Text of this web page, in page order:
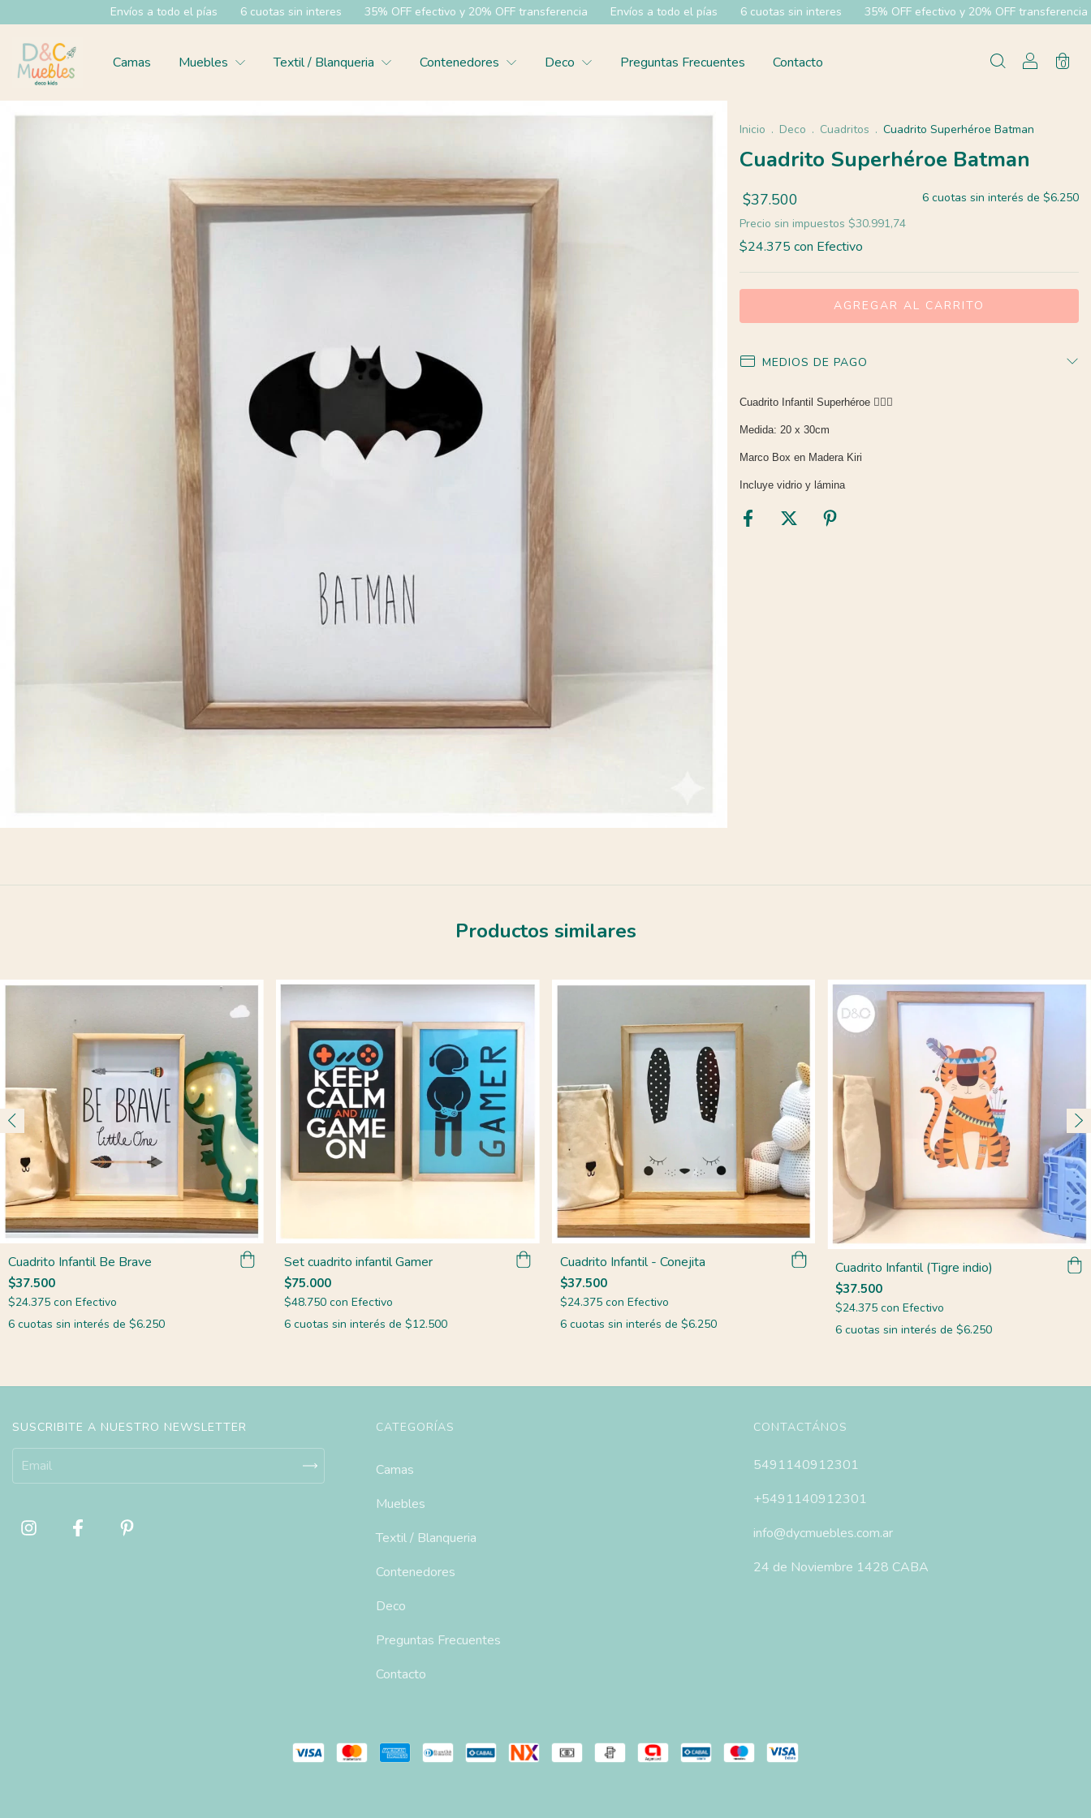
Envíos a todo el pías 6 cuotas sin interes 35% OFF efectivo y 20% OFF transferencia Envíos a todo el pías 6 cuotas sin interes 35% OFF efectivo y 20% OFF transferencia
Camas Muebles Textil / Blanqueria Contenedores Deco Preguntas Frecuentes Contacto 0
Inicio . Deco . Cuadritos . Cuadrito Superhéroe Batman
Cuadrito Superhéroe Batman
$37.500 6 cuotas sin interés de $6.250
Precio sin impuestos $30.991,74
$24.375 con Efectivo
MEDIOS DE PAGO
Cuadrito Infantil Superhéroe 🦸🏻‍♂️
Medida: 20 x 30cm
Marco Box en Madera Kiri
Incluye vidrio y lámina
Productos similares
Cuadrito Infantil Be Brave
$37.500
$24.375 con Efectivo
6 cuotas sin interés de $6.250
Set cuadrito infantil Gamer
$75.000
$48.750 con Efectivo
6 cuotas sin interés de $12.500
Cuadrito Infantil - Conejita
$37.500
$24.375 con Efectivo
6 cuotas sin interés de $6.250
Cuadrito Infantil (Tigre indio)
$37.500
$24.375con Efectivo
6 cuotas sin interés de$6.250
SUSCRIBITE A NUESTRO NEWSLETTER CATEGORÍAS
Camas
Muebles
Textil / Blanqueria
Contenedores
Deco
Preguntas Frecuentes
Contacto
CONTACTÁNOS
5491140912301
+5491140912301
info@dycmuebles.com.ar
24 de Noviembre 1428 CABA